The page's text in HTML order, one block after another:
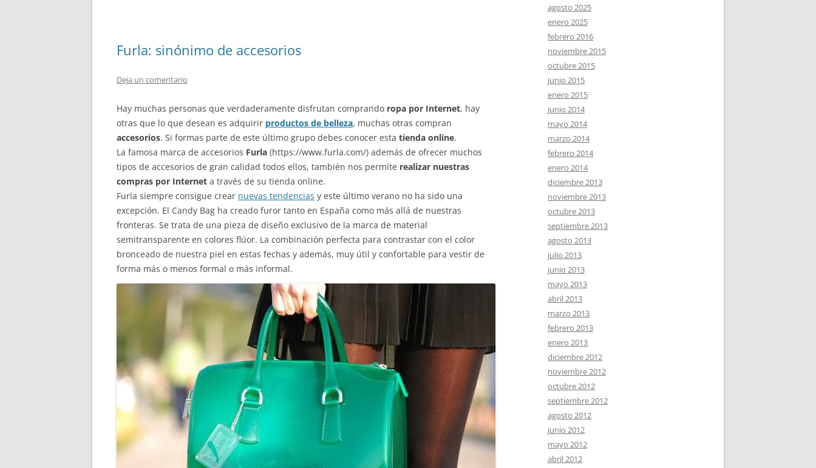
Furla: sinónimo de accesorios
Deja un comentario
Hay muchas personas que verdaderamente disfrutan comprando ropa por Internet, hay
otras que lo que desean es adquirir productos de belleza, muchas otras compran
accesorios. Si formas parte de este último grupo debes conocer esta tienda online.
La famosa marca de accesorios Furla (https://www.furla.com/) además de ofrecer muchos
tipos de accesorios de gran calidad todos ellos, también nos permite realizar nuestras
compras por Internet a través de su tienda online.
Furla siempre consigue crear nuevas tendencias y este último verano no ha sido una
excepción. El Candy Bag ha creado furor tanto en España como más allá de nuestras
fronteras. Se trata de una pieza de diseño exclusivo de la marca de material
semitransparente en colores flúor. La combinación perfecta para contrastar con el color
bronceado de nuestra piel en estas fechas y además, muy útil y confortable para vestir de
forma más o menos formal o más informal.
agosto 2025
enero 2025
febrero 2016
noviembre 2015
octubre 2015
junio 2015
enero 2015
junio 2014
mayo 2014
marzo 2014
febrero 2014
enero 2014
diciembre 2013
noviembre 2013
octubre 2013
septiembre 2013
agosto 2013
julio 2013
junio 2013
mayo 2013
abril 2013
marzo 2013
febrero 2013
enero 2013
diciembre 2012
noviembre 2012
octubre 2012
septiembre 2012
agosto 2012
junio 2012
mayo 2012
abril 2012